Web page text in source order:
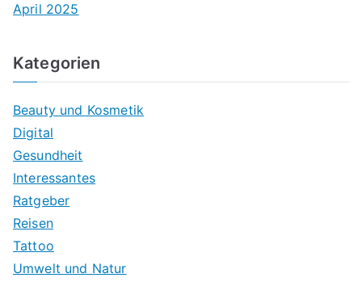
April 2025
Kategorien
Beauty und Kosmetik
Digital
Gesundheit
Interessantes
Ratgeber
Reisen
Tattoo
Umwelt und Natur